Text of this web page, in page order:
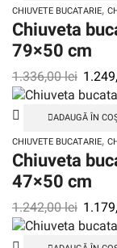
CHIUVETE BUCATARIE,
Chiuveta
79×50 cm
1.336,00lei
ADAUGĂ ÎN
CHIUVETE BUCATARIE,
Chiuveta
47×50 cm
1.242,00lei